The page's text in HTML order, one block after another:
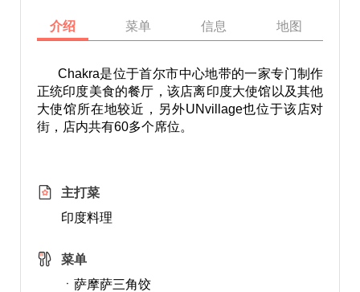
介绍 菜单 信息 地图
Chakra是位于首尔市中心地带的一家专门制作
正统印度美食的餐厅，该店离印度大使馆以及其他
大使馆所在地较近，另外UNvillage也位于该店对
街，店内共有60多个席位。
主打菜
印度料理
菜单
ㆍ萨摩萨三角饺